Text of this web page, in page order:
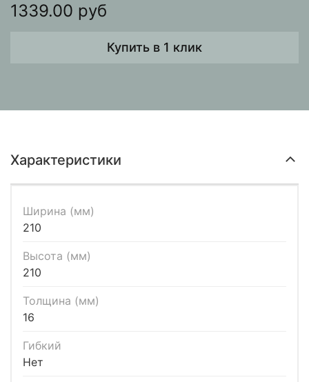
1339.00 руб
Купить в 1 клик
Характеристики
Ширина (мм)
210
Высота (мм)
210
Толщина (мм)
16
Гибкий
Нет